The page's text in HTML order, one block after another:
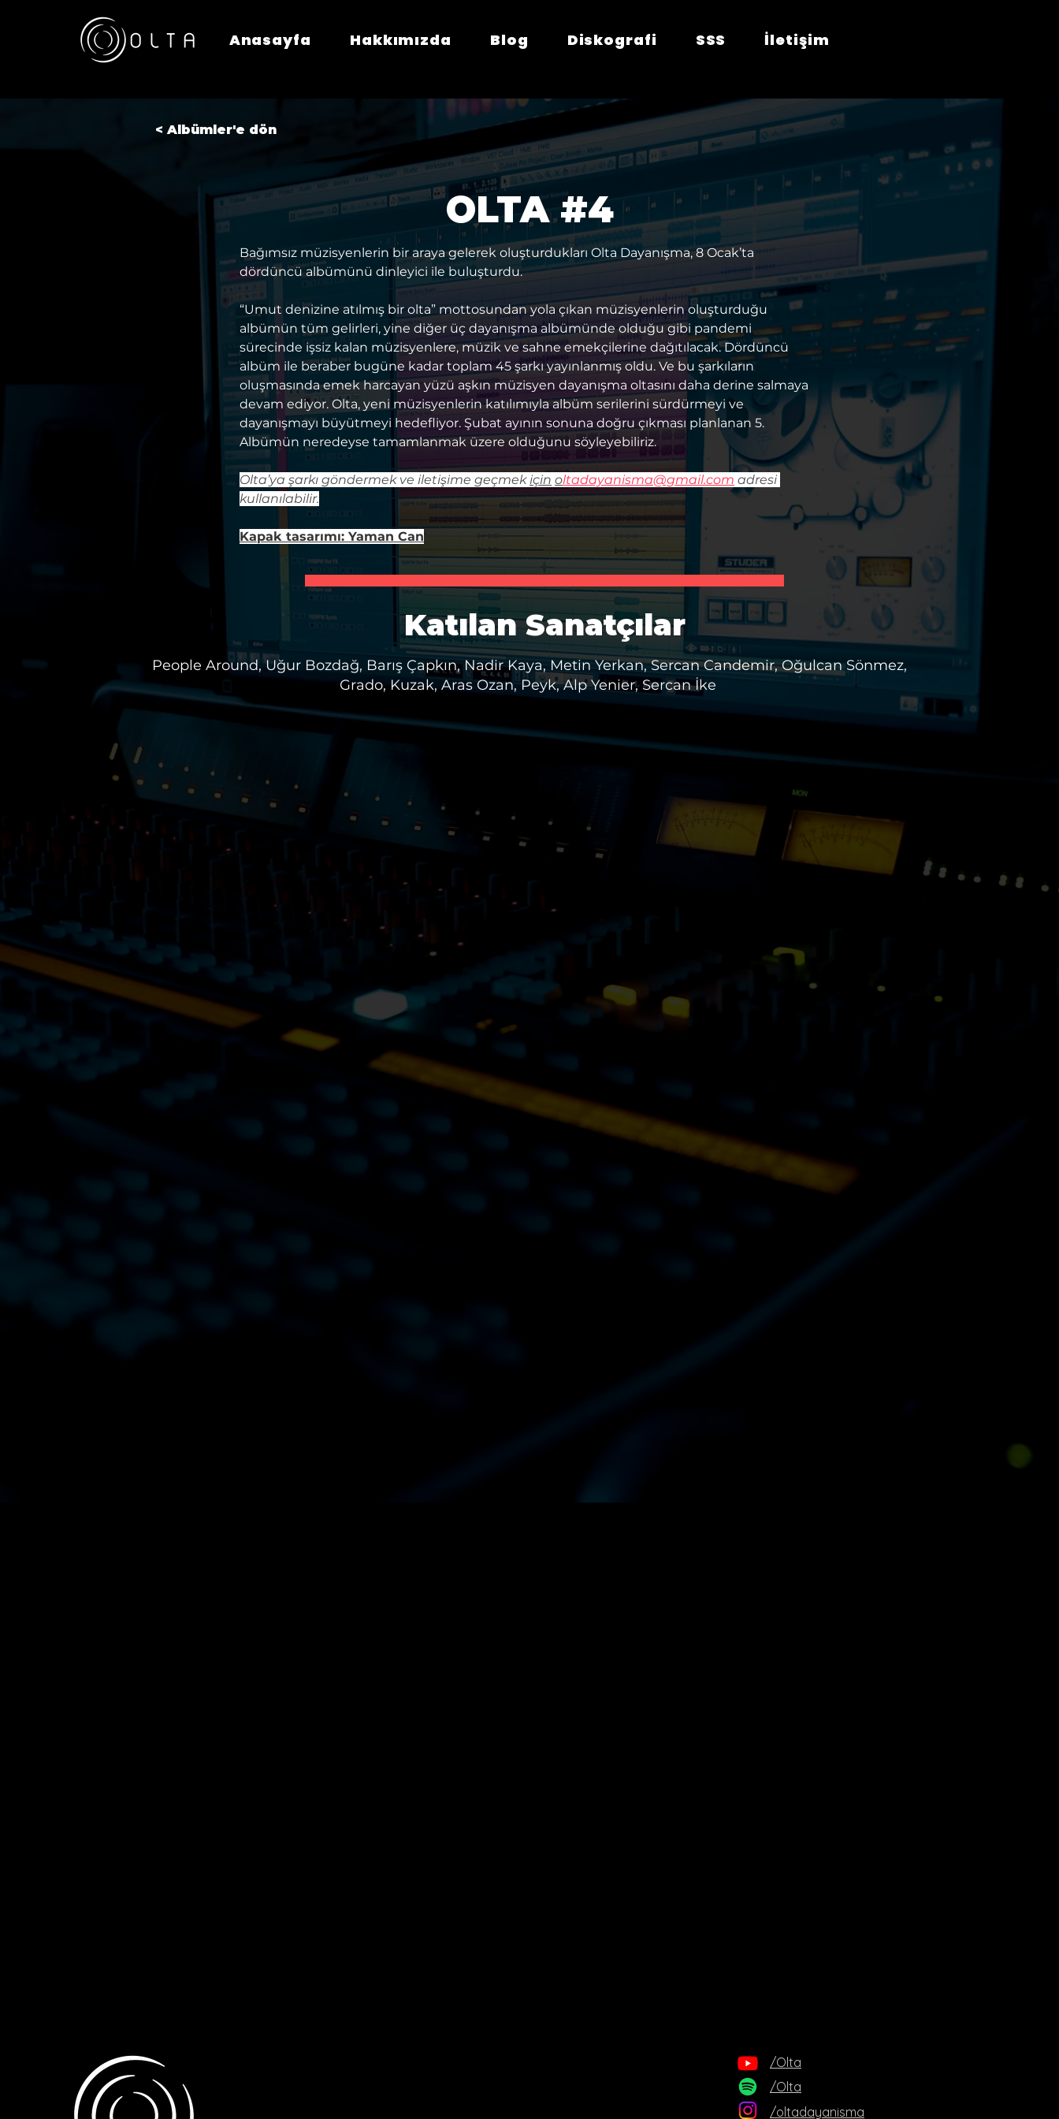
Anasayfa Hakkımızda Blog Diskografi SSS İletişim
< Albümler'e dön
OLTA #4
Bağımsız müzisyenlerin bir araya gelerek oluşturdukları Olta Dayanışma, 8 Ocak’ta
dördüncü albümünü dinleyici ile buluşturdu.
“Umut denizine atılmış bir olta” mottosundan yola çıkan müzisyenlerin oluşturduğu
albümün tüm gelirleri, yine diğer üç dayanışma albümünde olduğu gibi pandemi
sürecinde işsiz kalan müzisyenlere, müzik ve sahne emekçilerine dağıtılacak. Dördüncü
albüm ile beraber bugüne kadar toplam 45 şarkı yayınlanmış oldu. Ve bu şarkıların
oluşmasında emek harcayan yüzü aşkın müzisyen dayanışma oltasını daha derine salmaya
devam ediyor. Olta, yeni müzisyenlerin katılımıyla albüm serilerini sürdürmeyi ve
dayanışmayı büyütmeyi hedefliyor. Şubat ayının sonuna doğru çıkması planlanan 5.
Albümün neredeyse tamamlanmak üzere olduğunu söyleyebiliriz.
Olta’ya şarkı göndermek ve iletişime geçmek için oltadayanisma@gmail.com adresi
kullanılabilir.
Kapak tasarımı: Yaman Can
Katılan Sanatçılar
People Around, Uğur Bozdağ, Barış Çapkın, Nadir Kaya, Metin Yerkan, Sercan Candemir, Oğulcan Sönmez,
Grado, Kuzak, Aras Ozan, Peyk, Alp Yenier, Sercan İke
/Olta
/Olta
/oltadayanisma